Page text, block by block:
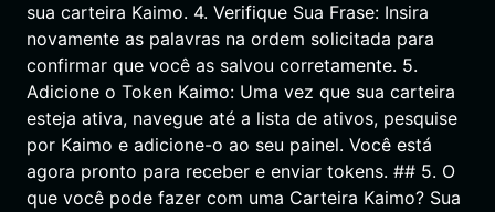
sua carteira Kaimo. 4. Verifique Sua Frase: Insira
novamente as palavras na ordem solicitada para
confirmar que você as salvou corretamente. 5.
Adicione o Token Kaimo: Uma vez que sua carteira
esteja ativa, navegue até a lista de ativos, pesquise
por Kaimo e adicione-o ao seu painel. Você está
agora pronto para receber e enviar tokens. ## 5. O
que você pode fazer com uma Carteira Kaimo? Sua